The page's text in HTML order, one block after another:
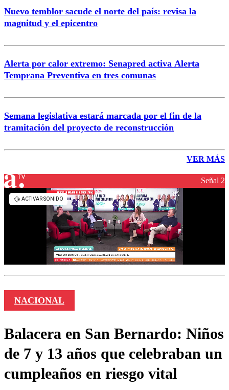
Nuevo temblor sacude el norte del país: revisa la
magnitud y el epicentro
Alerta por calor extremo: Senapred activa Alerta
Temprana Preventiva en tres comunas
Semana legislativa estará marcada por el fin de la
tramitación del proyecto de reconstrucción
VER MÁS
Señal 2
NACIONAL
Balacera en San Bernardo: Niños
de 7 y 13 años que celebraban un
cumpleaños en riesgo vital